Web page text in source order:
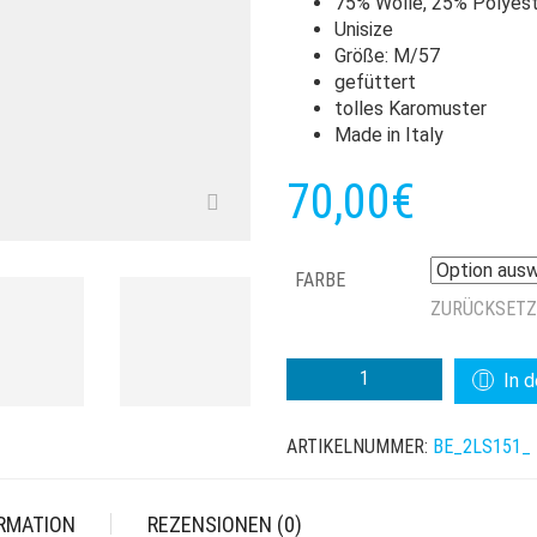
Unisize
Größe: M/57
gefüttert
tolles Karomuster
Made in Italy
70,00€
FARBE
STAVAN
HAT
In
ARTIKELNUMMER: BE_2LS151_
REZENSIONEN (0)